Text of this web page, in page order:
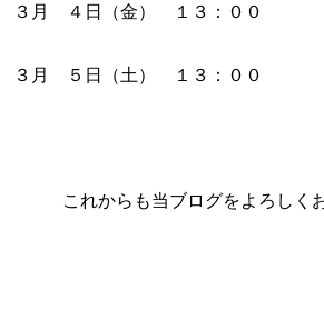
３月 ４日（金） １３：０
３月 ５日（土） １３：０
これからも当ブログをよろしく